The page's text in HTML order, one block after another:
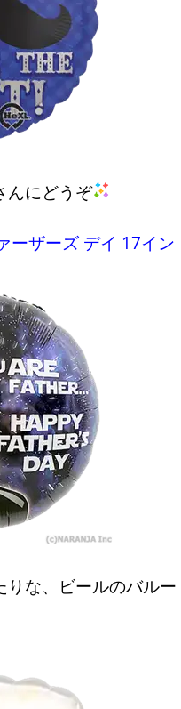
んにどうぞ
ーザーズ デイ 17イン
りな、ビールのバルー